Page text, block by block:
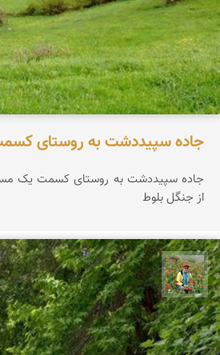
جاده سپیددشت به روستای
جاده سپیددشت به روستای کسمت یک
از جنگل بلوط
اسفندیار خدایی